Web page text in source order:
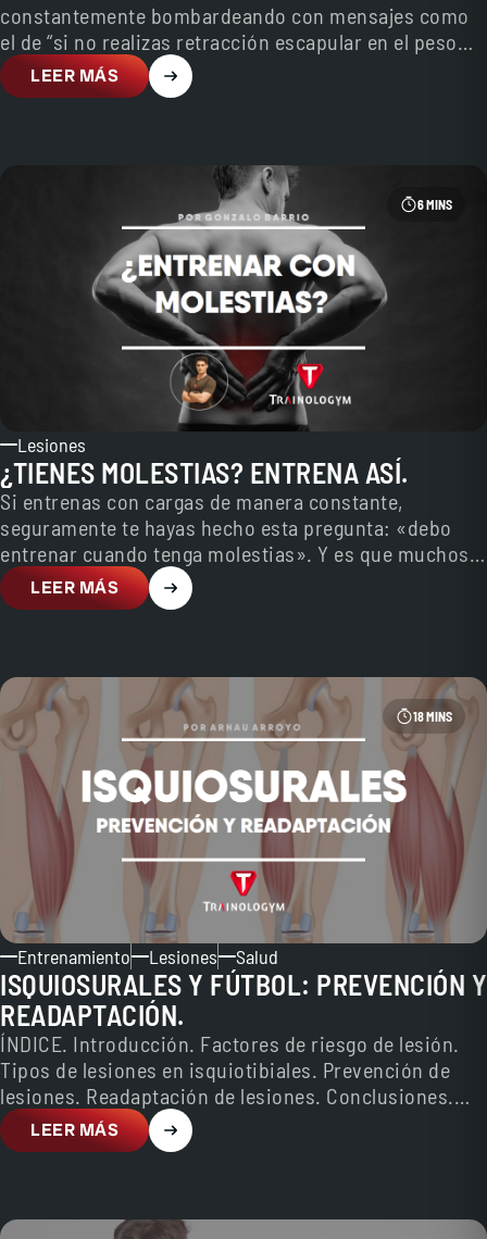
constantemente bombardeando con mensajes como
el de “si no realizas retracción escapular en el peso
muerto…
LEER MÁS
6 MINS
Lesiones
¿TIENES MOLESTIAS? ENTRENA ASÍ.
Si entrenas con cargas de manera constante,
seguramente te hayas hecho esta pregunta: «debo
entrenar cuando tenga molestias». Y es que muchos
somos los…
LEER MÁS
18 MINS
Entrenamiento Lesiones Salud
ISQUIOSURALES Y FÚTBOL: PREVENCIÓN Y
READAPTACIÓN.
ÍNDICE. Introducción. Factores de riesgo de lesión.
Tipos de lesiones en isquiotibiales. Prevención de
lesiones. Readaptación de lesiones. Conclusiones.
Bibliografía. Antes de empezar queremos…
LEER MÁS